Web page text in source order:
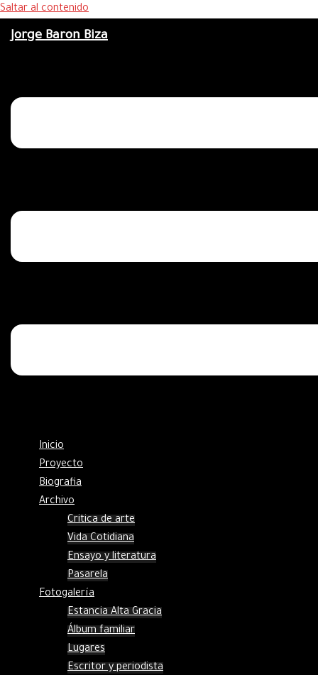
Saltar al contenido
Jorge Baron Biza
Inicio
Proyecto
Biografia
Archivo
Critica de arte
Vida Cotidiana
Ensayo y literatura
Pasarela
Fotogalería
Estancia Alta Gracia
Álbum familiar
Lugares
Escritor y periodista